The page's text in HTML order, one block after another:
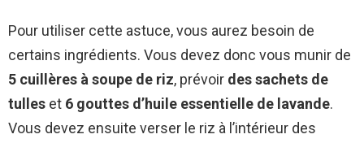
Pour utiliser cette astuce, vous aurez besoin de
certains ingrédients. Vous devez donc vous munir de
5 cuillères à soupe de riz, prévoir des sachets de
tulles et 6 gouttes d’huile essentielle de lavande.
Vous devez ensuite verser le riz à l’intérieur des